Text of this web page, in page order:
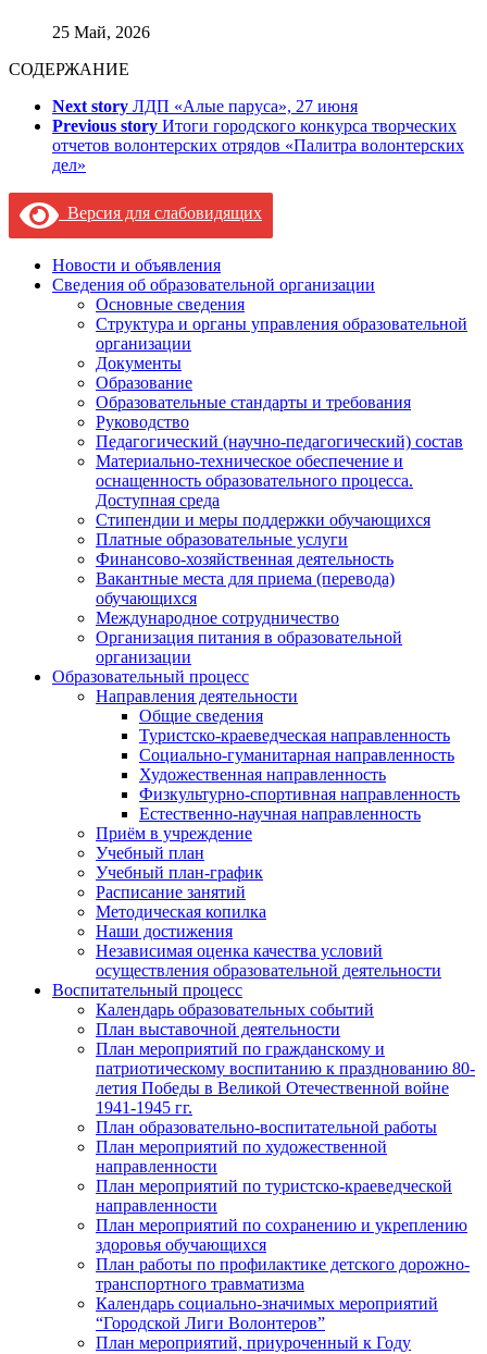
25 Май, 2026
СОДЕРЖАНИЕ
Next story ЛДП «Алые паруса», 27 июня
Previous story Итоги городского конкурса творческих
отчетов волонтерских отрядов «Палитра волонтерских
дел»
Версия для слабовидящих
Новости и объявления
Сведения об образовательной организации
Основные сведения
Структура и органы управления образовательной
организации
Документы
Образование
Образовательные стандарты и требования
Руководство
Педагогический (научно-педагогический) состав
Материально-техническое обеспечение и
оснащенность образовательного процесса.
Доступная среда
Стипендии и меры поддержки обучающихся
Платные образовательные услуги
Финансово-хозяйственная деятельность
Вакантные места для приема (перевода)
обучающихся
Международное сотрудничество
Организация питания в образовательной
организации
Образовательный процесс
Направления деятельности
Общие сведения
Туристско-краеведческая направленность
Социально-гуманитарная направленность
Художественная направленность
Физкультурно-спортивная направленность
Естественно-научная направленность
Приём в учреждение
Учебный план
Учебный план-график
Расписание занятий
Методическая копилка
Наши достижения
Независимая оценка качества условий
осуществления образовательной деятельности
Воспитательный процесс
Календарь образовательных событий
План выставочной деятельности
План мероприятий по гражданскому и
патриотическому воспитанию к празднованию 80-
летия Победы в Великой Отечественной войне
1941-1945 гг.
План образовательно-воспитательной работы
План мероприятий по художественной
направленности
План мероприятий по туристско-краеведческой
направленности
План мероприятий по сохранению и укреплению
здоровья обучающихся
План работы по профилактике детского дорожно-
транспортного травматизма
Календарь социально-значимых мероприятий
“Городской Лиги Волонтеров”
План мероприятий, приуроченный к Году